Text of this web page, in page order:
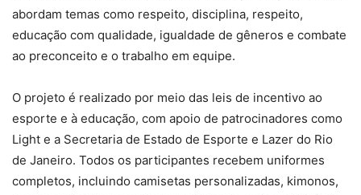
abordam temas como respeito, disciplina, respeito,
educação com qualidade, igualdade de gêneros e combate
ao preconceito e o trabalho em equipe.
O projeto é realizado por meio das leis de incentivo ao
esporte e à educação, com apoio de patrocinadores como
Light e a Secretaria de Estado de Esporte e Lazer do Rio
de Janeiro. Todos os participantes recebem uniformes
completos, incluindo camisetas personalizadas, kimonos,